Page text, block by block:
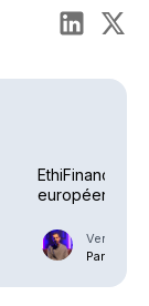
EthiFinance –
européen avec
Vendredi
Par